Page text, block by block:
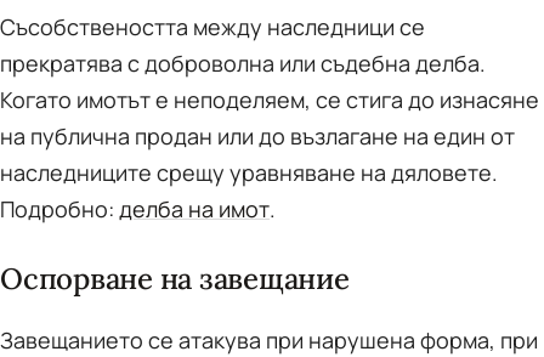
Съсобствеността между наследници се
прекратява с доброволна или съдебна делба.
Когато имотът е неподеляем, се стига до изнасяне
на публична продан или до възлагане на един от
наследниците срещу уравняване на дяловете.
Подробно: делба на имот.
Оспорване на завещание
Завещанието се атакува при нарушена форма, при